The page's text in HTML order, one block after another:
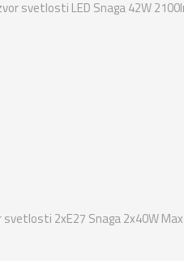
svetlosti LED Snaga 42W
2xE27 Snaga 2x40W